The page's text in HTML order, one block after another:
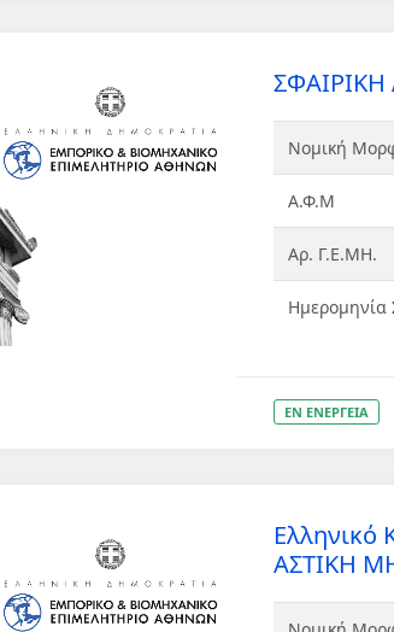
ΣΦΑΙΡΙΚΗ
Νομική
Α.Φ.Μ
Αρ. Γ.Ε.ΜΗ.
Ημερομηνία
ΕΝ ΕΝΕΡΓΕΙΑ
Ελληνικό
ΑΣΤΙΚΗ